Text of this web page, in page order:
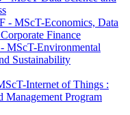
- MScT-Economics, Data
Finance
MScT-Environmental
Sustainability
Internet of Things :
Management Program